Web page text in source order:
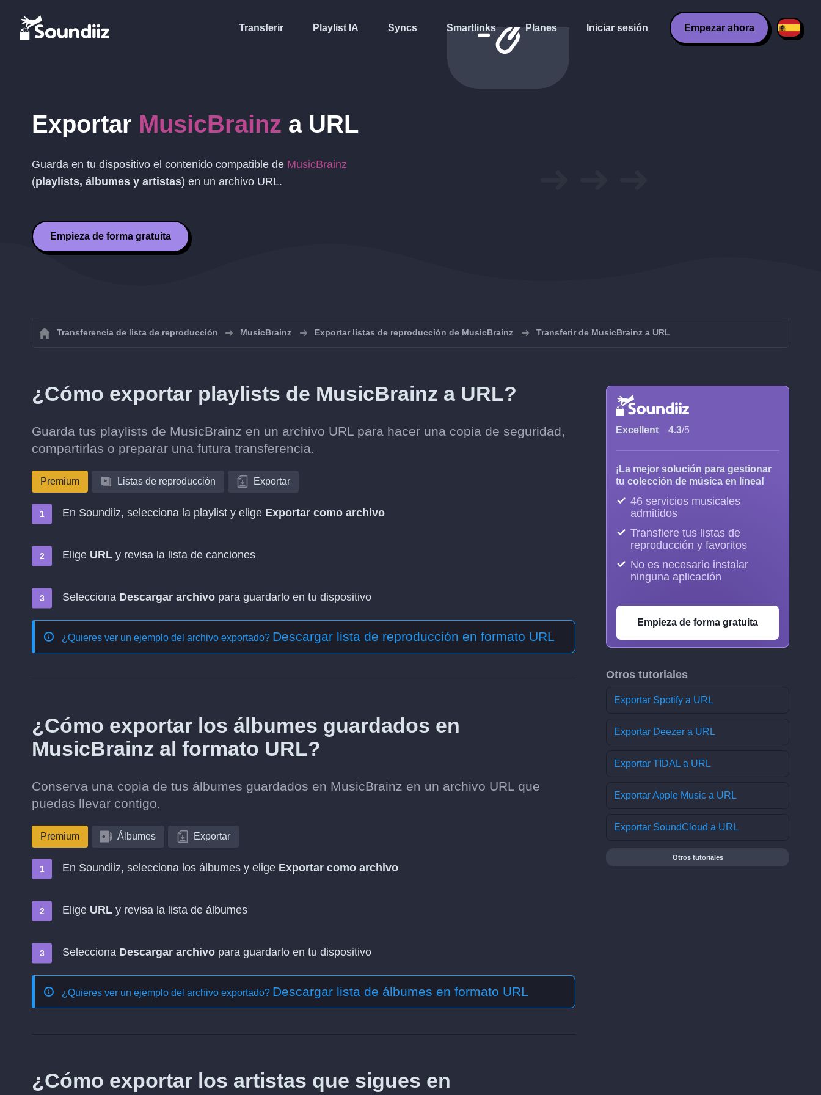
Transferir Playlist IA Syncs Smartlinks Planes Iniciar sesión Empezar ahora
Exportar MusicBrainz a URL
Guarda en tu dispositivo el contenido compatible de MusicBrainz
(playlists, álbumes y artistas) en un archivo URL.
Empieza de forma gratuita
Transferencia de lista de reproducción MusicBrainz Exportar listas de reproducción de MusicBrainz Transferir de MusicBrainz a URL
¿Cómo exportar playlists de MusicBrainz a URL?
Guarda tus playlists de MusicBrainz en un archivo URL para hacer una copia de seguridad,
compartirlas o preparar una futura transferencia.
Premium Listas de reproducción Exportar
En Soundiiz, selecciona la playlist y elige Exportar como archivo
Elige URL y revisa la lista de canciones
Selecciona Descargar archivo para guardarlo en tu dispositivo
¿Quieres ver un ejemplo del archivo exportado? Descargar lista de reproducción en formato URL
¿Cómo exportar los álbumes guardados en
MusicBrainz al formato URL?
Conserva una copia de tus álbumes guardados en MusicBrainz en un archivo URL que
puedas llevar contigo.
Premium Álbumes Exportar
En Soundiiz, selecciona los álbumes y elige Exportar como archivo
Elige URL y revisa la lista de álbumes
Selecciona Descargar archivo para guardarlo en tu dispositivo
¿Quieres ver un ejemplo del archivo exportado? Descargar lista de álbumes en formato URL
¿Cómo exportar los artistas que sigues en
Excellent 4.3/5
¡La mejor solución para gestionar
tu colección de música en línea!
46 servicios musicales
admitidos
Transfiere tus listas de
reproducción y favoritos
No es necesario instalar
ninguna aplicación
Empieza de forma gratuita
Otros tutoriales
Exportar Spotify a URL
Exportar Deezer a URL
Exportar TIDAL a URL
Exportar Apple Music a URL
Exportar SoundCloud a URL
Otros tutoriales